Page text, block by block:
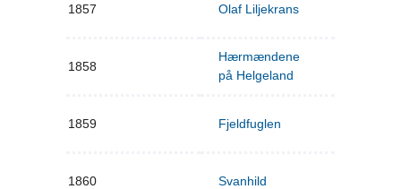
1857 Olaf Liljekrans
1858
Hærmændene
på Helgeland
1859 Fjeldfuglen
1860 Svanhild